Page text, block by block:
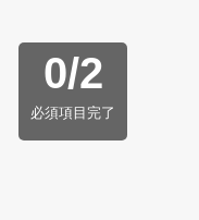
0/2
必須項目完了